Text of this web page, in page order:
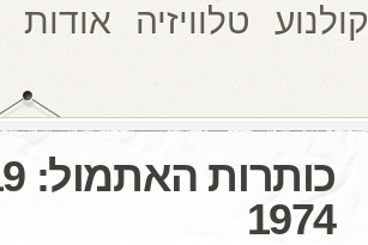
קולנוע טלוויזיה אודות
1974